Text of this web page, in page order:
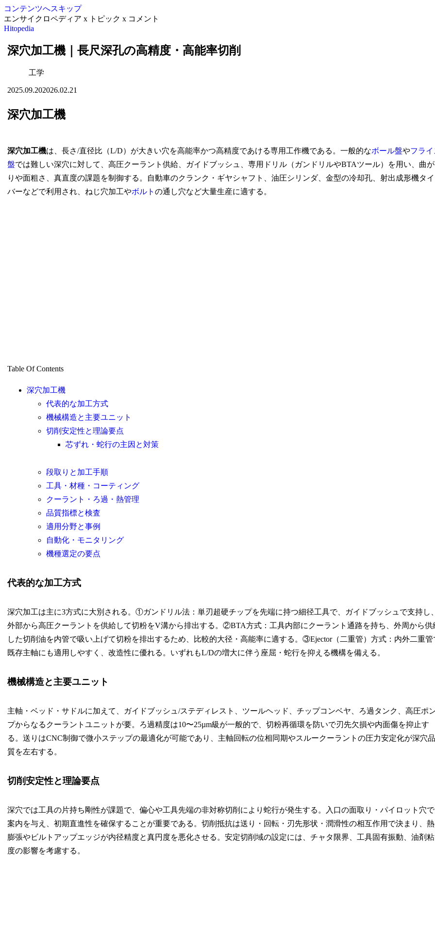
コンテンツへスキップ
エンサイクロペディア x トピック x コメント
Hitopedia
深穴加工機｜長尺深孔の高精度・高能率切削
工学
2025.09.202026.02.21
深穴加工機
深穴加工機は、長さ/直径比（L/D）が大きい穴を高能率かつ高精度であける専用工作機である。一般的なボール盤やフライ
盤では難しい深穴に対して、高圧クーラント供給、ガイドブッシュ、専用ドリル（ガンドリルやBTAツール）を用い、曲が
りや面粗さ、真直度の課題を制御する。自動車のクランク・ギヤシャフト、油圧シリンダ、金型の冷却孔、射出成形機タイ
バーなどで利用され、ねじ穴加工やボルト の通し穴など大量生産に適する。
Table Of Contents
深穴加工機
代表的な加工方式
機械構造と主要ユニット
切削安定性と理論要点
芯ずれ・蛇行の主因と対策
段取りと加工手順
工具・材種・コーティング
クーラント・ろ過・熱管理
品質指標と検査
適用分野と事例
自動化・モニタリング
機種選定の要点
代表的な加工方式
深穴加工は主に3方式に大別される。①ガンドリル法：単刃超硬チップを先端に持つ細径工具で、ガイドブッシュで支持し
外部から高圧クーラントを供給して切粉をV溝から排出する。②BTA方式：工具内部にクーラント通路を持ち、外周から供
した切削油を内管で吸い上げて切粉を排出するため、比較的大径・高能率に適する。③Ejector（二重管）方式：内外二重管
既存主軸にも適用しやすく、改造性に優れる。いずれもL/Dの増大に伴う座屈・蛇行を抑える機構を備える。
機械構造と主要ユニット
主軸・ベッド・サドルに加えて、ガイドブッシュ/ステディレスト、ツールヘッド、チップコンベヤ、ろ過タンク、高圧ポ
プからなるクーラントユニットが要。ろ過精度は10〜25µm級が一般的で、切粉再循環を防いで刃先欠損や内面傷を抑止す
る。送りはCNC制御で微小ステップの最適化が可能であり、主軸回転の位相同期やスルークーラントの圧力安定化が深穴品
質を左右する。
切削安定性と理論要点
深穴では工具の片持ち剛性が課題で、偏心や工具先端の非対称切削により蛇行が発生する。入口の面取り・パイロット穴で
案内を与え、初期直進性を確保することが重要である。切削抵抗は送り・回転・刃先形状・潤滑性の相互作用で決まり、熱
膨張やビルトアップエッジが内径精度と真円度を悪化させる。安定切削域の設定には、チャタ限界、工具固有振動、油剤粘
度の影響を考慮する。